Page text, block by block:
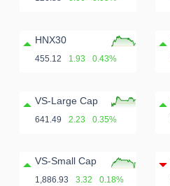
HNX30
455.12 1.93 0.43%
VS-Large Cap
641.49 2.23 0.35%
VS-Small Cap
1,886.93 3.32 0.18%